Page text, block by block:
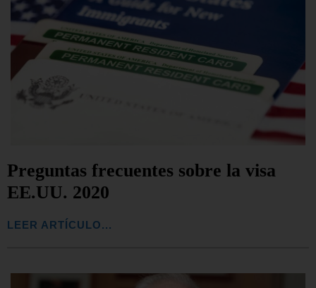
Preguntas frecuentes sobre la visa
EE.UU. 2020
LEER ARTÍCULO...